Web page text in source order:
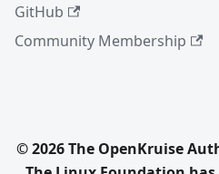
GitHub
Community Membership
© 2026 The OpenKruise